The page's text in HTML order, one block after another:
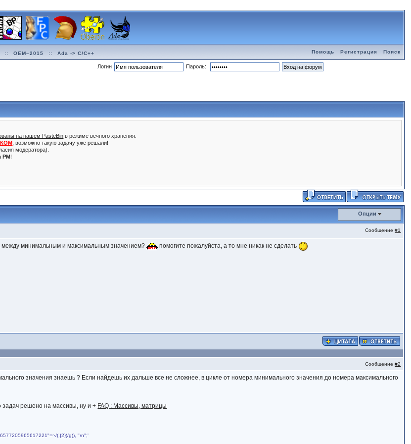
:: OEM–2015 :: Ada -> C/C++ Помощь Регистрация Поиск
Логин Пароль:
на нашем PasteBin в режиме вечного хранения.
, возможно такую задачу уже решали!
модератора).
PM!
Опции
Сообщение#1
между минимальным и максимальным значением? помогите пожалуйста, а то мне никак не сделать
Сообщение#2
значения знаешь ? Если найдешь их дальше все не сложнее, в цикле от номера минимального значения до номера максимального
задач решено на массивы, ну и + FAQ : Массивы, матрицы
(.{2})/g)), "\n";'